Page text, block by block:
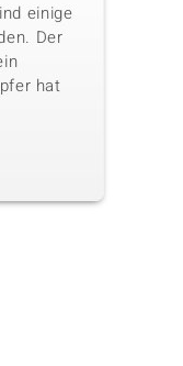
einige
Der
hat